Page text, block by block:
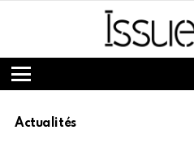
Menu
Actualités